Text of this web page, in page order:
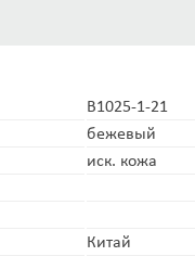
B1025-1-21
бежевый
иск. кожа
Китай